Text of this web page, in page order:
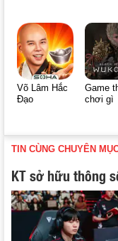
Võ Lâm Hắc
Đạo
Game
chơi gì
TIN CÙNG CHUYÊN
KT sở hữu thông